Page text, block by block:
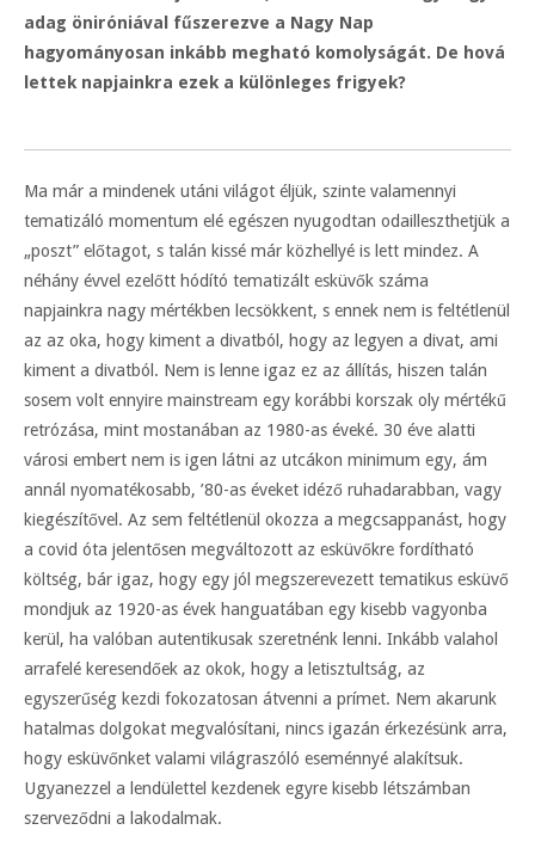
adag öniróniával fűszerezve a Nagy Nap
hagyományosan inkább megható komolyságát. De hová
lettek napjainkra ezek a különleges frigyek?
Ma már a mindenek utáni világot éljük, szinte valamennyi
tematizáló momentum elé egészen nyugodtan odailleszthetjük a
„poszt” előtagot, s talán kissé már közhellyé is lett mindez. A
néhány évvel ezelőtt hódító tematizált esküvők száma
napjainkra nagy mértékben lecsökkent, s ennek nem is feltétlenül
az az oka, hogy kiment a divatból, hogy az legyen a divat, ami
kiment a divatból. Nem is lenne igaz ez az állítás, hiszen talán
sosem volt ennyire mainstream egy korábbi korszak oly mértékű
retrózása, mint mostanában az 1980-as éveké. 30 éve alatti
városi embert nem is igen látni az utcákon minimum egy, ám
annál nyomatékosabb, ’80-as éveket idéző ruhadarabban, vagy
kiegészítővel. Az sem feltétlenül okozza a megcsappanást, hogy
a covid óta jelentősen megváltozott az esküvőkre fordítható
költség, bár igaz, hogy egy jól megszerevezett tematikus esküvő
mondjuk az 1920-as évek hanguatában egy kisebb vagyonba
kerül, ha valóban autentikusak szeretnénk lenni. Inkább valahol
arrafelé keresendőek az okok, hogy a letisztultság, az
egyszerűség kezdi fokozatosan átvenni a prímet. Nem akarunk
hatalmas dolgokat megvalósítani, nincs igazán érkezésünk arra,
hogy esküvőnket valami világraszóló eseménnyé alakítsuk.
Ugyanezzel a lendülettel kezdenek egyre kisebb létszámban
szerveződni a lakodalmak.